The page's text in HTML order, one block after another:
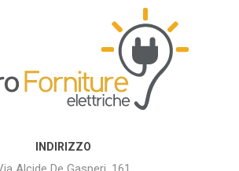
INDIRIZZO